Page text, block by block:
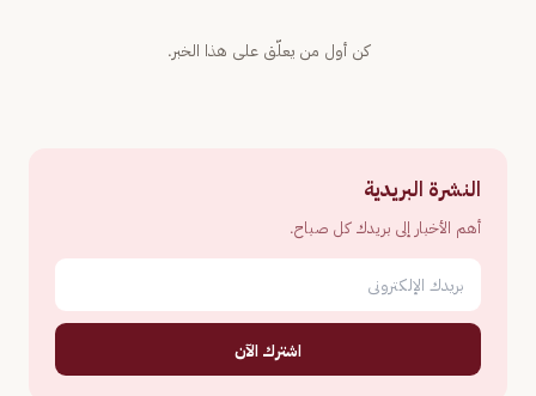
كن أول من يعلّق على هذا الخبر.
النشرة البريدية
أهم الأخبار إلى بريدك كل صباح.
اشترك الآن